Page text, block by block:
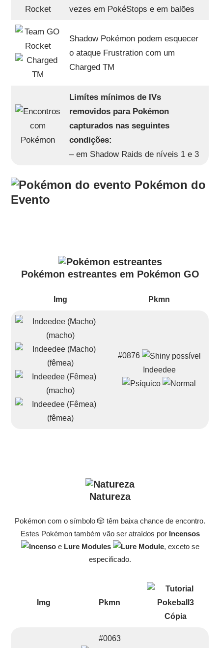
vezes em PokéStops e em balões
Shadow Pokémon podem esquecer
o ataque Frustration com um
Charged TM
Limítes mínimos de IVs
removidos para Pokémon
capturados nas seguintes
condições:
– em Shadow Raids de níveis 1 e 3
Pokémon do
Evento
Pokémon estreantes em Pokémon GO
Img Pkmn
#0876
Indeedee
Natureza
Pokémon com o símbolo 🎲 têm baixa chance de encontro.
Estes Pokémon também vão ser atraídos por Incensos
e Lure Modules
, exceto se
especificado.
Img Pkmn
#0063